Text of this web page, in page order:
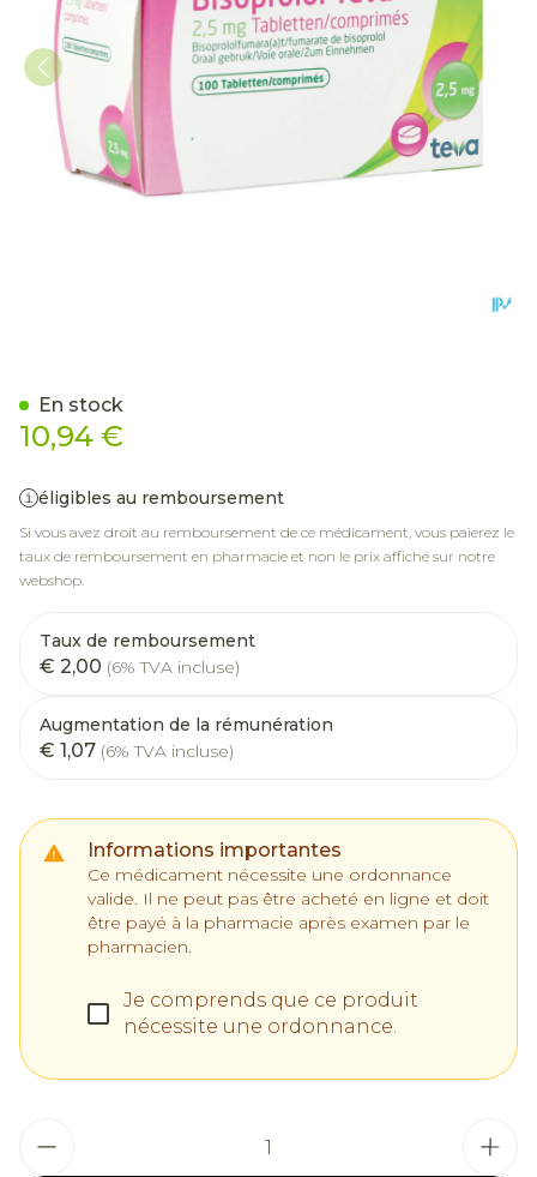
10,94 €
éligibles au remboursement
Si vous avez droit au remboursement de ce médicament, vous paierez le
taux de remboursement en pharmacie et non le prix affiché sur notre
webshop.
Taux de remboursement
€ 2,00 (6% TVA incluse)
Augmentation de la rémunération
€ 1,07 (6% TVA incluse)
Informations importantes
Ce médicament nécessite une ordonnance
valide. Il ne peut pas être acheté en ligne et doit
être payé à la pharmacie après examen par le
pharmacien.
Je comprends que ce produit
nécessite une ordonnance.
En stock